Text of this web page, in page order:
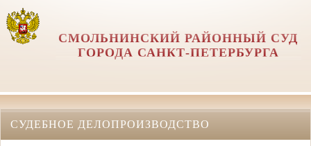
СМОЛЬНИНСКИЙ РАЙОННЫЙ СУД
ГОРОДА САНКТ-ПЕТЕРБУРГА
СУДЕБНОЕ ДЕЛОПРОИЗВОДСТВО